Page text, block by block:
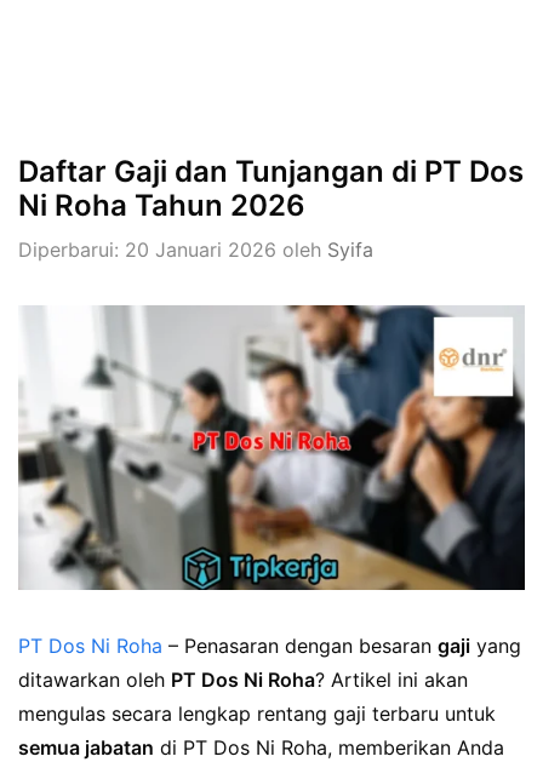
Daftar Gaji dan Tunjangan di PT Dos
Ni Roha Tahun 2026
Diperbarui: 20 Januari 2026 oleh Syifa
PT Dos Ni Roha – Penasaran dengan besaran gaji yang
ditawarkan oleh PT Dos Ni Roha? Artikel ini akan
mengulas secara lengkap rentang gaji terbaru untuk
semua jabatan di PT Dos Ni Roha, memberikan Anda